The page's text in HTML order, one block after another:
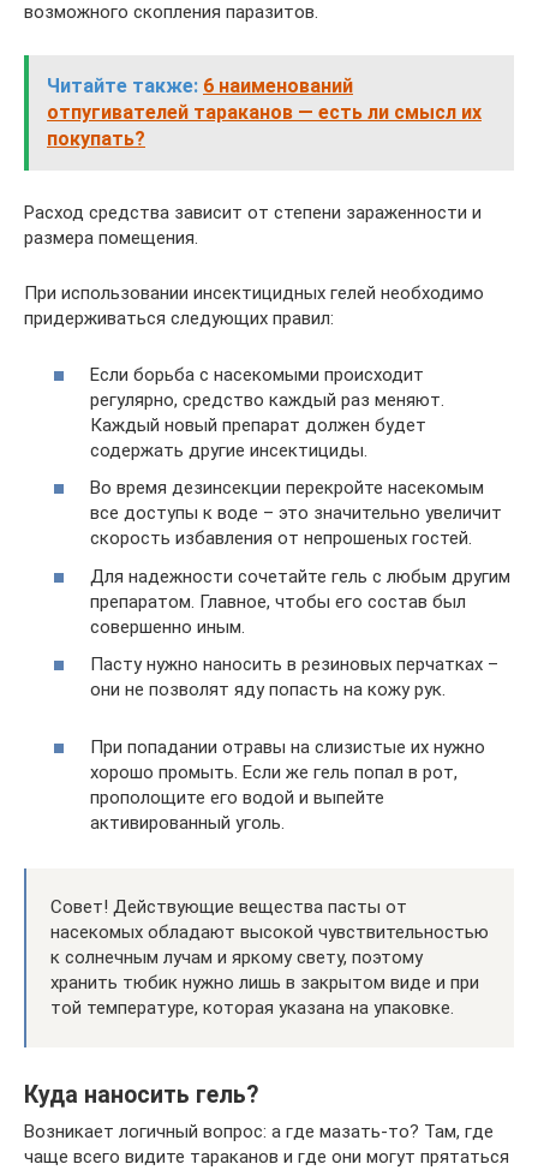
возможного скопления паразитов.
Читайте также: 6 наименований
отпугивателей тараканов — есть ли смысл их
покупать?
Расход средства зависит от степени зараженности и
размера помещения.
При использовании инсектицидных гелей необходимо
придерживаться следующих правил:
Если борьба с насекомыми происходит
регулярно, средство каждый раз меняют.
Каждый новый препарат должен будет
содержать другие инсектициды.
Во время дезинсекции перекройте насекомым
все доступы к воде – это значительно увеличит
скорость избавления от непрошеных гостей.
Для надежности сочетайте гель с любым другим
препаратом. Главное, чтобы его состав был
совершенно иным.
Пасту нужно наносить в резиновых перчатках –
они не позволят яду попасть на кожу рук.
При попадании отравы на слизистые их нужно
хорошо промыть. Если же гель попал в рот,
прополощите его водой и выпейте
активированный уголь.
Совет! Действующие вещества пасты от
насекомых обладают высокой чувствительностью
к солнечным лучам и яркому свету, поэтому
хранить тюбик нужно лишь в закрытом виде и при
той температуре, которая указана на упаковке.
Куда наносить гель?
Возникает логичный вопрос: а где мазать-то? Там, где
чаще всего видите тараканов и где они могут прятаться